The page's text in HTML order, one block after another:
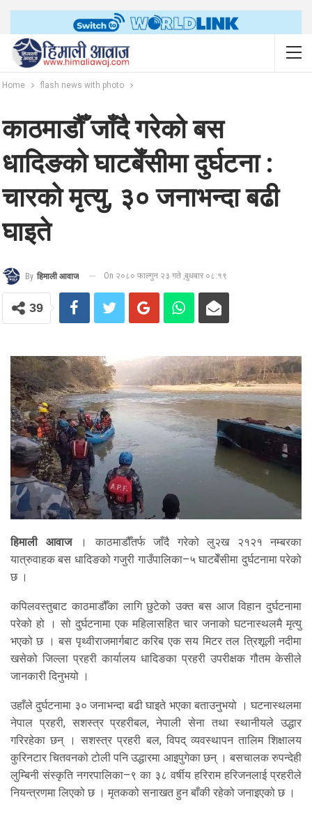
Home flash news with photo
काठमाडौँ जाँदै गरेको बस
धादिङको घाटबेँसीमा दुर्घटना :
चारको मृत्यु, ३० जनाभन्दा बढी
घाइते
By हिमाली आवाज On २०८० फाल्गुन २३ गते ,बुधबार ०८:१९
39
हिमाली आवाज। काठमाडौँतर्फ जाँदै गरेको लु२ख २१२१ नम्बरका
यात्रुवाहक बस धादिङको गजुरी गाउँपालिका–५ घाटबेँसीमा दुर्घटनामा परेको
छ ।
कपिलवस्तुबाट काठमाडौँका लागि छुटेको उक्त बस आज विहान दुर्घटनामा
परेको हो । सो दुर्घटनामा एक महिलासहित चार जनाको घटनास्थलमै मृत्यु
भएको छ । बस पृथ्वीराजमार्गबाट करिब एक सय मिटर तल त्रिशूली नदीमा
खसेको जिल्ला प्रहरी कार्यालय धादिङका प्रहरी उपरीक्षक गौतम केसीले
जानकारी दिनुभयो ।
उहाँले दुर्घटनामा ३० जनाभन्दा बढी घाइते भएका बताउनुभयो । घटनास्थलमा
नेपाल प्रहरी, सशस्त्र प्रहरीबल, नेपाली सेना तथा स्थानीयले उद्धार
गरिरहेका छन् । सशस्त्र प्रहरी बल, विपद् व्यवस्थापन तालिम शिक्षालय
कुरिनटार चितवनको टोली पनि उद्धारमा आइपुगेका छन् । बसचालक रुपन्देही
लुम्बिनी संस्कृति नगरपालिका–९ का ३८ वर्षीय हरिराम हरिजनलाई प्रहरीले
नियन्त्रणमा लिएको छ । मृतकको सनाखत हुन बाँकी रहेको जनाइएको छ ।